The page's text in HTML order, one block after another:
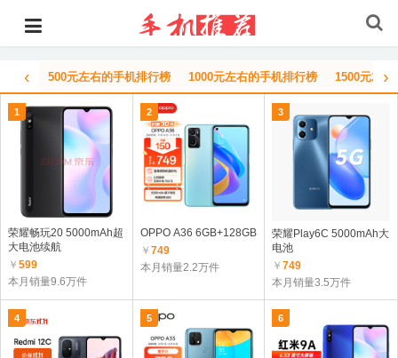
‹ 500元左右的手机排行榜 1000元左右的手机排行榜 1500元左›
1
荣耀畅玩20 5000mAh超
大电池续航
￥ 599
本月销量9.6万件
2
OPPO A36 6GB+128GB
￥ 749
本月销量2.2万件
3
荣耀Play6C 5000mAh大
电池
￥749
本月销量3.5万件
4 5 6